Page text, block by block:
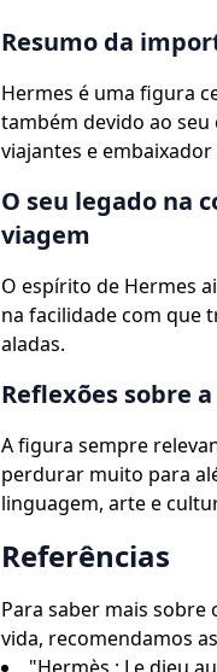
Resumo da
Hermes é uma figura
também devido ao
viajantes e
O seu legado na
viagem
O espírito de Hermes
na facilidade com que
aladas.
Reflexões sobre
A figura sempre
perdurar muito para
linguagem, arte e
Referências
Para saber mais sobre
vida, recomendamos